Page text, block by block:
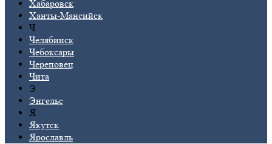
Хабаровск
Ханты-Мансийск
Ч
Челябинск
Чебоксары
Череповец
Чита
Э
Энгельс
Я
Якутск
Ярославль